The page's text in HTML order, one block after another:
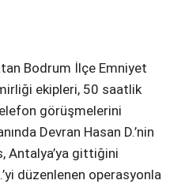
Bodrum İlçe Emniyet
ekipleri, 50 saatlik
telefon görüşmelerini
Devran Hasan D.’nin
Antalya’ya gittiğini
düzenlenen operasyonla